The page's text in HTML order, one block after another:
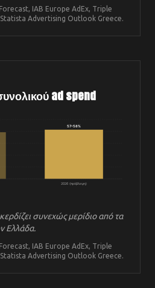
IAB Europe AdEx, Triple
Advertising Outlook Greece.
ad spend
57–58%
2026 (πρόβλεψη)
συνεχώς μερίδιο από τα
Ελλάδα.
IAB Europe AdEx, Triple
Advertising Outlook Greece.